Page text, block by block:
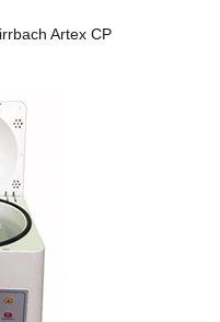
Artex CP